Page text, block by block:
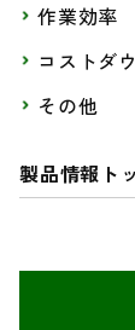
作業効率
コストダ
その他
製品情報ト